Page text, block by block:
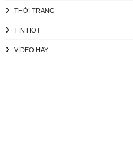
THỜI TRANG
TIN HOT
VIDEO HAY